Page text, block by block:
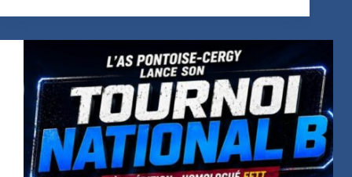
les
inscriptions
ouvertes
!